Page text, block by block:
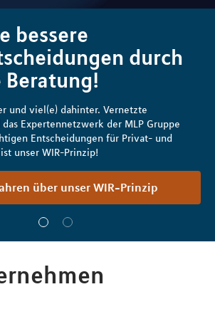
bessere
durch
und viel(e) dahinter. Vernetzte
Expertennetzwerk der MLP Gruppe
Entscheidungen für Privat- und
unser WIR-Prinzip!
über unser WIR-Prinzip